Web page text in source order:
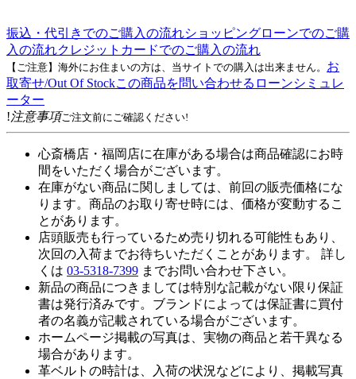
振込・代引きでのご購入の流れショッピングローンでのご購
入の流れクレジットカードでのご購入の流れ
【ご注意】海外にお住まいの方は、当サイトでの購入は出来ません。 お
取寄せ/Out Of Stockこの商品を問い合わせる ローンシミュレ
ーター
!注意事項ご注文前にご確認ください!
心斎橋店・福岡店に在庫がある場合は商品確認にお時
間をいただく場合がございます。
在庫がない商品に関しましては、前回の販売価格にな
ります。商品のお取り寄せ時には、価格が変動するこ
とがあります。
店頭販売も行っているため売り切れる可能性もあり、
次回の入荷までお待ちいただくことがあります。 詳し
くは 03-5318-7399 までお問い合わせ下さい。
新品の商品につきましては特別な記載がない限り保証
書は発行済みです。ブランドによっては保証書に買付
者の名義が記載されている場合がございます。
ホームページ掲載の写真は、実物の商品と若干異なる
場合があります。
革ベルトの時計は、入荷の状況などにより、掲載写真